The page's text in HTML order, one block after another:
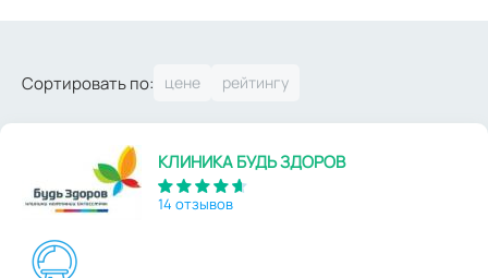
Сортировать по:
КЛИНИКА БУДЬ ЗДОРОВ
14 отзывов